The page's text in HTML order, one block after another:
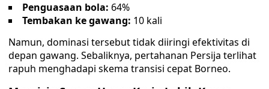
Penguasaan bola: 64%
Tembakan ke gawang: 10 kali
Namun, dominasi tersebut tidak diiringi efektivitas di
depan gawang. Sebaliknya, pertahanan Persija terlihat
rapuh menghadapi skema transisi cepat Borneo.